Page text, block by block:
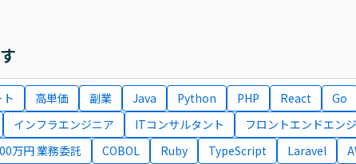
高単価 副業 Java Python PHP React Go
インフラエンジニア ITコンサルタント フロントエンドエン
万円 業務委託 COBOL Ruby TypeScript Laravel